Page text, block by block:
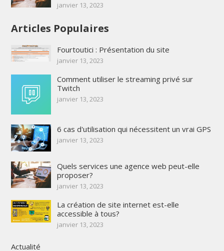
janvier 13, 2023
Articles Populaires
Fourtoutici : Présentation du site
janvier 13, 2023
Comment utiliser le streaming privé sur
Twitch
janvier 13, 2023
6 cas d'utilisation qui nécessitent un vrai GPS
janvier 13, 2023
Quels services une agence web peut-elle
proposer?
janvier 13, 2023
La création de site internet est-elle
accessible à tous?
janvier 13, 2023
Actualité